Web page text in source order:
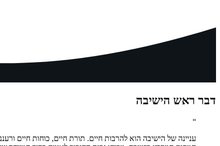
דבר ראש הישיבה
“
עניינה של הישיבה הוא להרבות חיים. תורת חיים, כוחות חיים